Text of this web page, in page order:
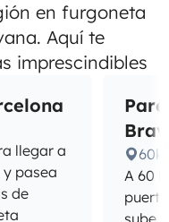
en furgoneta
Aquí te
imprescindibles
llegar a
y pasea
de
A 60
sube